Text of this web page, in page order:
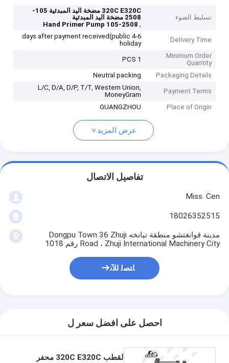
تسليط الضوء
320C E320C مضخة اليد المبدئية 105-
2508 مضخة اليد المبدئية
,
105-2508 Hand Primer Pump
Delivery Time
4-6 days after payment received(public
holiday
Minimum Order
Quantity
1 PCS
Packaging Details
Neutral packing
Payment Terms
L/C, D/A, D/P, T/T, Western Union,
MoneyGram
Place of Origin
GUANGZHOU
عرض المزيد
تفاصيل الاتصال
Miss. Cen
18026352515
مدينة قوانغتشو منطقة تيانخه Dongpu Town 36 Zhuji
Road ، Zhuji International Machinery City رقم 1018
ﺎﺘﺼﻟ ﺍﻶﻧ
احصل على افضل سعر ل
لقطب 320C E320C محفر